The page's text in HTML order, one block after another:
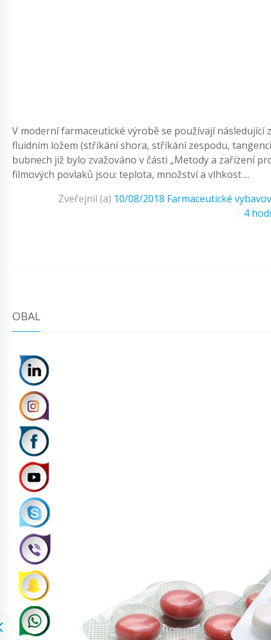
V moderní farmaceutické výrobě se používají
fluidním ložem (stříkání shora, stříkání zespodu,
bubnech již bylo zvažováno v části „Metody a zařízení
filmových povlaků jsou: teplota, množství a vlhkost ...
Zveřejnil (a) 10/08/2018 Farmaceutické
4
OBAL